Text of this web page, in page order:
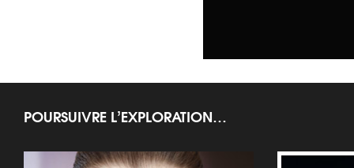
POURSUIVRE L’EXPLORATION…